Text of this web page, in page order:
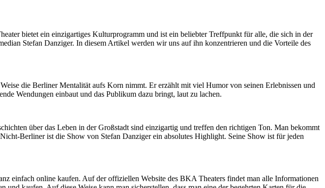
bietet ein einzigartiges Kulturprogramm und ist ein beliebter Treffpunkt für alle, die sich in der
Stefan Danziger. In diesem Artikel werden wir uns auf ihn konzentrieren und die Vorteile des
die Berliner Mentalität aufs Korn nimmt. Er erzählt mit viel Humor von seinen Erlebnissen und
Wendungen einbaut und das Publikum dazu bringt, laut zu lachen.
über das Leben in der Großstadt sind einzigartig und treffen den richtigen Ton. Man bekommt
Berliner ist die Show von Stefan Danziger ein absolutes Highlight. Seine Show ist für jeden
einfach online kaufen. Auf der offiziellen Website des BKA Theaters findet man alle Informationen